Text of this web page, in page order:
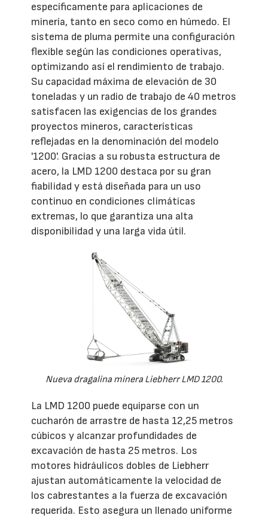
específicamente para aplicaciones de
minería, tanto en seco como en húmedo. El
sistema de pluma permite una configuración
flexible según las condiciones operativas,
optimizando así el rendimiento de trabajo.
Su capacidad máxima de elevación de 30
toneladas y un radio de trabajo de 40 metros
satisfacen las exigencias de los grandes
proyectos mineros, características
reflejadas en la denominación del modelo
'1200'. Gracias a su robusta estructura de
acero, la LMD 1200 destaca por su gran
fiabilidad y está diseñada para un uso
continuo en condiciones climáticas
extremas, lo que garantiza una alta
disponibilidad y una larga vida útil.
Nueva dragalina minera Liebherr LMD 1200.
La LMD 1200 puede equiparse con un
cucharón de arrastre de hasta 12,25 metros
cúbicos y alcanzar profundidades de
excavación de hasta 25 metros. Los
motores hidráulicos dobles de Liebherr
ajustan automáticamente la velocidad de
los cabrestantes a la fuerza de excavación
requerida. Esto asegura un llenado uniforme